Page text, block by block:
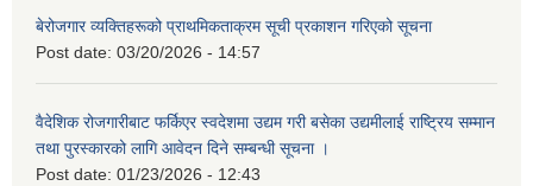
बेरोजगार व्यक्तिहरूको प्राथमिकताक्रम सूची प्रकाशन गरिएको सूचना
Post date: 03/20/2026 - 14:57
वैदेशिक रोजगारीबाट फर्किएर स्वदेशमा उद्यम गरी बसेका उद्यमीलाई राष्ट्रिय सम्मान
तथा पुरस्कारको लागि आवेदन दिने सम्बन्धी सूचना ।
Post date: 01/23/2026 - 12:43